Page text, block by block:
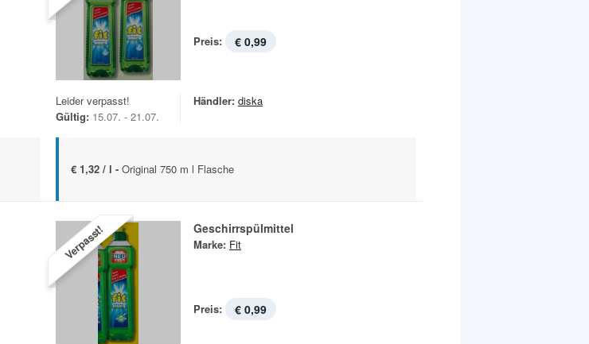
Preis: € 0,99
Leider verpasst!
Gültig: 15.07. - 21.07.
Händler: diska
€ 1,32 / l - Original 750 m l Flasche
Verpasst! Geschirrspülmittel
Marke: Fit
Preis: € 0,99